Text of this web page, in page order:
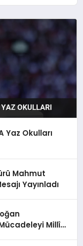
Yaz Okulları
Mahmut
Yayınladı
Millî